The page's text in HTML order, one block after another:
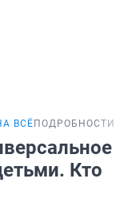
ВСЁ ПОДРОБНОСТИ
Кто